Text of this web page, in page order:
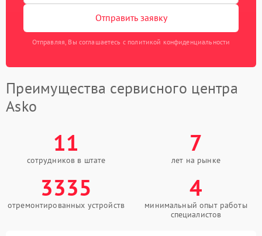
Отправить заявку
Отправляя, Вы соглашаетесь с политикой конфиденциальности
Преимущества сервисного центра
Asko
11
сотрудников в штате
7
лет на рынке
3335
отремонтированных устройств
4
минимальный опыт работы
специалистов